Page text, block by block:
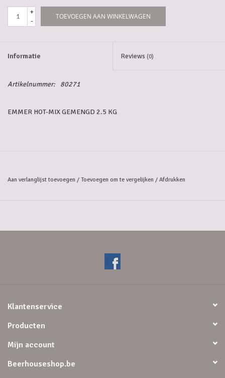
Streekproducten/Diverse
+
-
TOEVOEGEN AAN WINKELWAGEN
Informatie Reviews (0)
Artikelnummer: 80271
EMMER HOT-MIX GEMENGD 2.5 KG
Aan verlanglijst toevoegen / Toevoegen om te vergelijken / Afdrukken
Klantenservice
Producten
Mijn account
Beerhouseshop.be